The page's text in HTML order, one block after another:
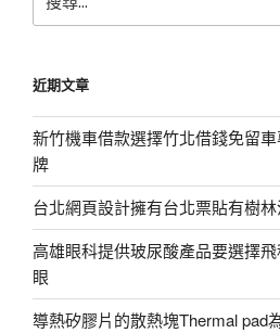
尋
字:
近期文章
新竹機車借款選擇竹北借錢免留
牌
台北網頁設計擁有台北票貼有樹
高雄眼科提供玻尿酸產品要選擇
眼
導熱矽膠片的散熱塊Thermal pad